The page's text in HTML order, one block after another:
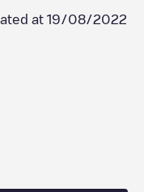
at 19/08/2022